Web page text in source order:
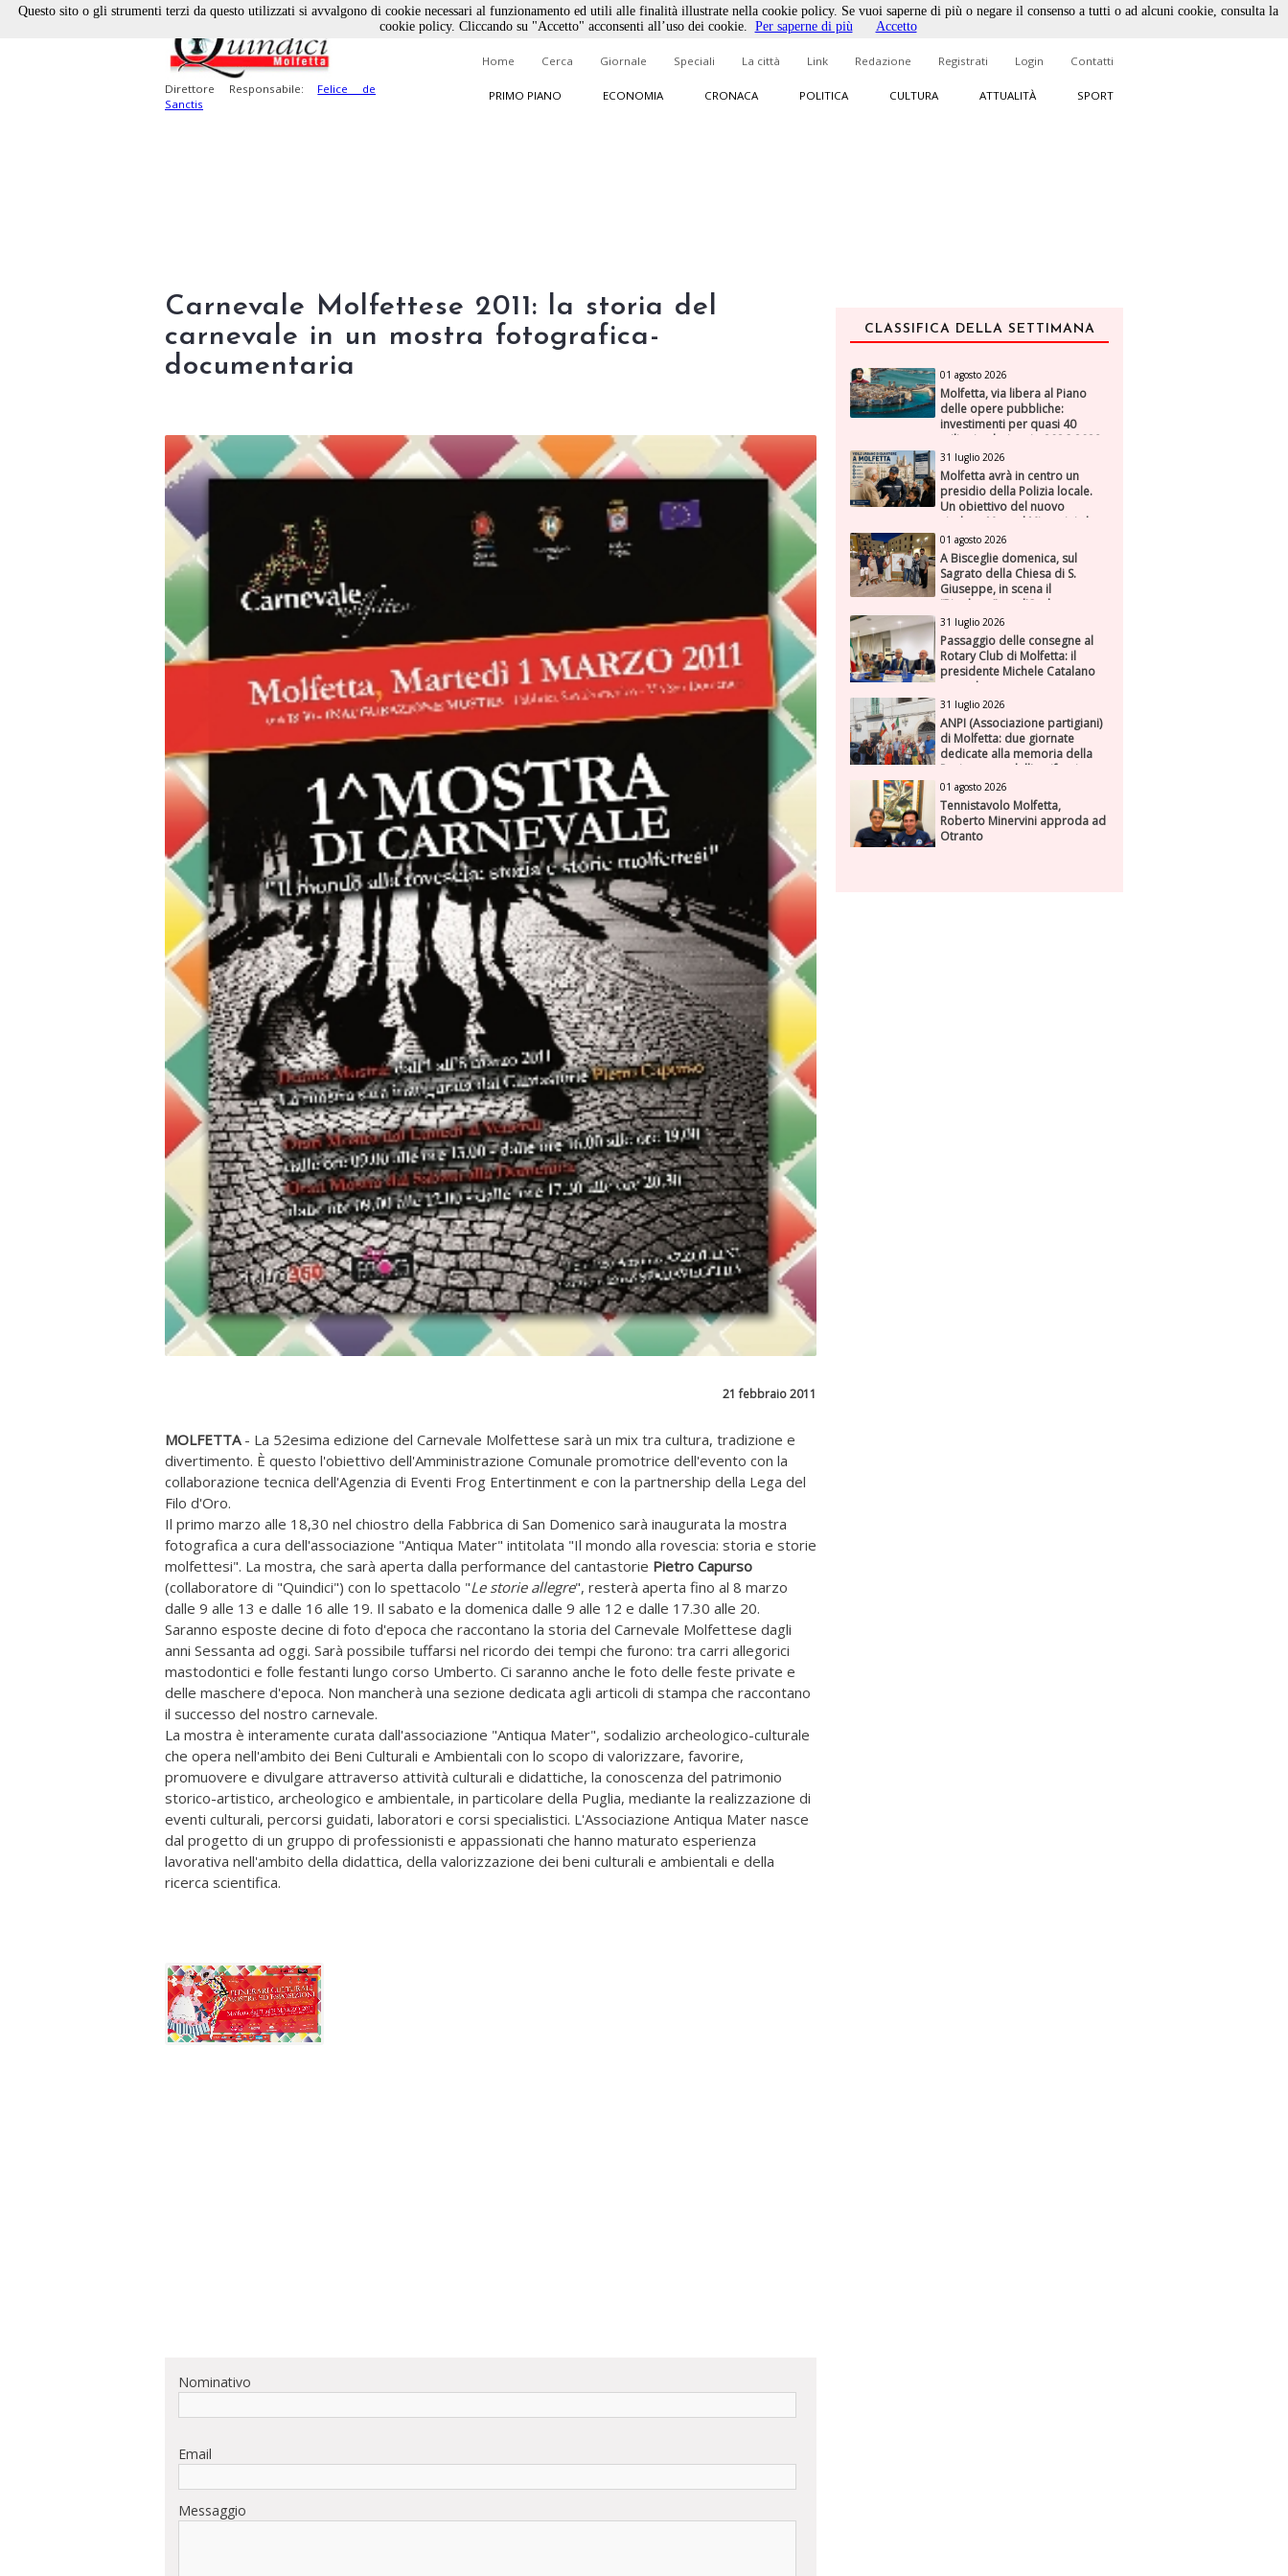
Direttore Responsabile: Felice de
Sanctis
Home Cerca Giornale Speciali La città Link Redazione Registrati Login Contatti
PRIMO PIANO ECONOMIA CRONACA POLITICA CULTURA ATTUALITÀ SPORT
Carnevale Molfettese 2011: la storia del
carnevale in un mostra fotografica-
documentaria
21 febbraio 2011
MOLFETTA- La 52esima edizione del Carnevale Molfettese sarà un mix tra cultura, tradizione e
divertimento. È questo l'obiettivo dell'Amministrazione Comunale promotrice dell'evento con la
collaborazione tecnica dell'Agenzia di Eventi Frog Entertinment e con la partnership della Lega del
Filo d'Oro.
Il primo marzo alle 18,30 nel chiostro della Fabbrica di San Domenico sarà inaugurata la mostra
fotografica a cura dell'associazione "Antiqua Mater" intitolata "Il mondo alla rovescia: storia e storie
molfettesi". La mostra, che sarà aperta dalla performance del cantastorie Pietro Capurso
(collaboratore di "Quindici") con lo spettacolo "Le storie allegre", resterà aperta fino al 8 marzo
dalle 9 alle 13 e dalle 16 alle 19. Il sabato e la domenica dalle 9 alle 12 e dalle 17.30 alle 20.
Saranno esposte decine di foto d'epoca che raccontano la storia del Carnevale Molfettese dagli
anni Sessanta ad oggi. Sarà possibile tuffarsi nel ricordo dei tempi che furono: tra carri allegorici
mastodontici e folle festanti lungo corso Umberto. Ci saranno anche le foto delle feste private e
delle maschere d'epoca. Non mancherà una sezione dedicata agli articoli di stampa che raccontano
il successo del nostro carnevale.
La mostra è interamente curata dall'associazione "Antiqua Mater", sodalizio archeologico-culturale
che opera nell'ambito dei Beni Culturali e Ambientali con lo scopo di valorizzare, favorire,
promuovere e divulgare attraverso attività culturali e didattiche, la conoscenza del patrimonio
storico-artistico, archeologico e ambientale, in particolare della Puglia, mediante la realizzazione di
eventi culturali, percorsi guidati, laboratori e corsi specialistici. L'Associazione Antiqua Mater nasce
dal progetto di un gruppo di professionisti e appassionati che hanno maturato esperienza
lavorativa nell'ambito della didattica, della valorizzazione dei beni culturali e ambientali e della
ricerca scientifica.
Nominativo
Email
Messaggio
CLASSIFICA DELLA SETTIMANA
01 agosto 2026
Molfetta, via libera al Piano
delle opere pubbliche:
investimenti per quasi 40
milioni nel triennio 2026-2028
31 luglio 2026
Molfetta avrà in centro un
presidio della Polizia locale.
Un obiettivo del nuovo
sindaco Manuel Minervini che
diviene realtà, con la speranza
di maggiore efficienza e
presenza sul territorio
01 agosto 2026
A Bisceglie domenica, sul
Sagrato della Chiesa di S.
Giuseppe, in scena il
“Rigoletto” con l’Orchestra
Sinfonica Federiciana
31 luglio 2026
Passaggio delle consegne al
Rotary Club di Molfetta: il
presidente Michele Catalano
succede a se stesso
31 luglio 2026
ANPI (Associazione partigiani)
di Molfetta: due giornate
dedicate alla memoria della
Resistenza e dell'antifascismo
01 agosto 2026
Tennistavolo Molfetta,
Roberto Minervini approda ad
Otranto
Questo sito o gli strumenti terzi da questo utilizzati si avvalgono di cookie necessari al funzionamento ed utili alle finalità illustrate nella cookie policy. Se vuoi saperne di più o negare il consenso a tutti o ad alcuni cookie, consulta la
cookie policy. Cliccando su "Accetto" acconsenti all’uso dei cookie. Per saperne di più Accetto